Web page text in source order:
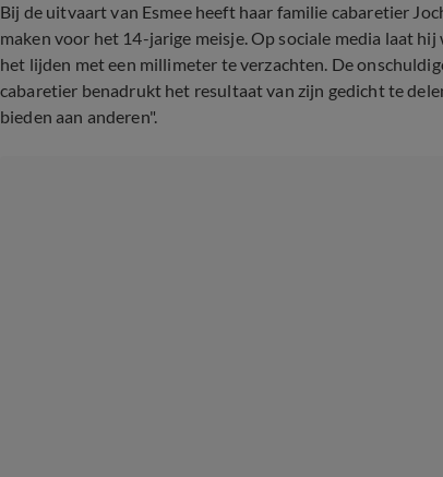
Bij de uitvaart van Esmee heeft haar familie cabaretier
maken voor het 14-jarige meisje. Op sociale media laat
het lijden met een millimeter te verzachten. De
cabaretier benadrukt het resultaat van zijn gedicht te
bieden aan anderen".